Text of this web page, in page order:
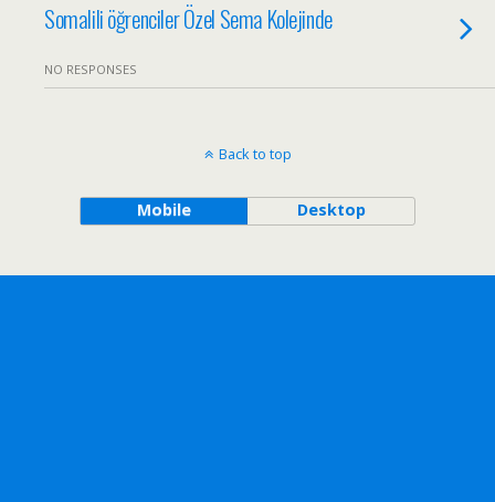
Somalili öğrenciler Özel Sema Kolejinde
NO RESPONSES
Back to top
Mobile Desktop